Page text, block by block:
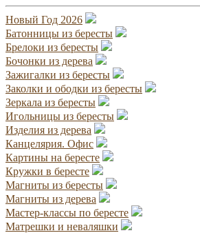
Новый Год 2026
Батонницы из бересты
Брелоки из бересты
Бочонки из дерева
Зажигалки из бересты
Заколки и ободки из бересты
Зеркала из бересты
Игольницы из бересты
Изделия из дерева
Канцелярия. Офис
Картины на бересте
Кружки в бересте
Магниты из бересты
Магниты из дерева
Мастер-классы по бересте
Матрешки и неваляшки